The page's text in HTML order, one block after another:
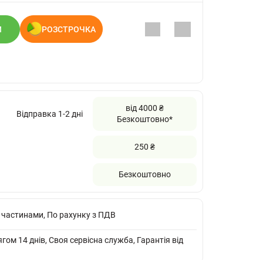
РОЗСТРОЧКА
Відправка 1-2 дні
від 4000 ₴
Безкоштовно*
250 ₴
Безкоштовно
По рахунку з ПДВ
14 днів, Своя сервісна служба, Гарантія від